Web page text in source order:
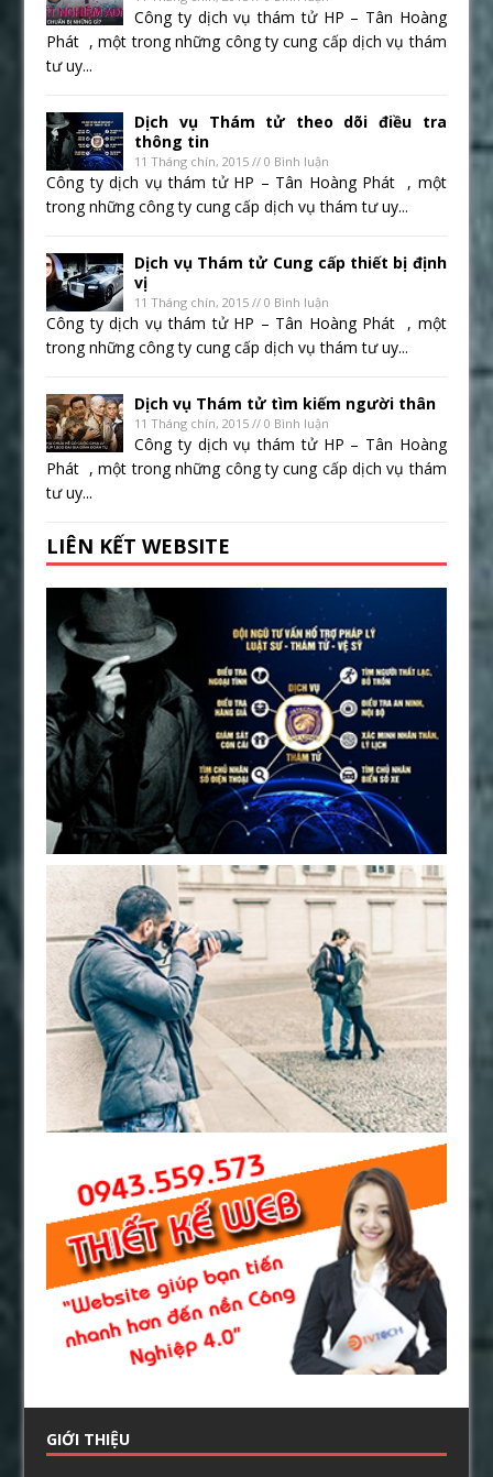
Công ty dịch vụ thám tử HP – Tân Hoàng
Phát , một trong những công ty cung cấp dịch vụ thám
tư uy...
Dịch vụ Thám tử theo dõi điều tra
thông tin
11 Tháng chín, 2015 // 0 Bình luận
Công ty dịch vụ thám tử HP – Tân Hoàng Phát , một
trong những công ty cung cấp dịch vụ thám tư uy...
Dịch vụ Thám tử Cung cấp thiết bị định
vị
11 Tháng chín, 2015 // 0 Bình luận
Công ty dịch vụ thám tử HP – Tân Hoàng Phát , một
trong những công ty cung cấp dịch vụ thám tư uy...
Dịch vụ Thám tử tìm kiếm người thân
11 Tháng chín, 2015 // 0 Bình luận
Công ty dịch vụ thám tử HP – Tân Hoàng
Phát , một trong những công ty cung cấp dịch vụ thám
tư uy...
LIÊN KẾT WEBSITE
GIỚI THIỆU